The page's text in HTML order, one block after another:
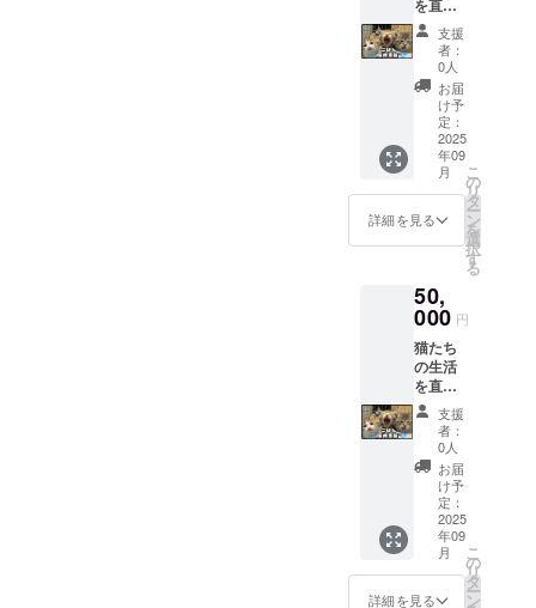
定） T
シャツ1
枚で猫
の命を
支える
力にな
りま
す。 ご
参加、
心より
してい
ます！
ラー：
ホワイ
ント：
フロン
ト中央
にニャ
ロスオ
リジナ
ルキャ
ラク
ターの
ラファ
ン終了
造して
順次お
届けし
ます
（発送
は約3〜
4週間後
を予
定） T
シャツ1
枚で猫
の命を
力にな
ジタル
写真
（ダウ
ンロー
ド形
式） お
届け方
法：
メール
または
LINEに
てお送
援者限
定の、
とって
おきの
猫たち
の日常
写真を
厳選！
「あり
がと
う」の
気持ち
を、猫
たちの
表情に
込め
て。
支えて
くださ
るご支
援への
感謝と
して、
「ニャ
ロスで
暮らす
猫たち
の秘蔵
ブロマ
イド
真）」
をお送
りしま
す。 形
式：デ
ジタル
写真
（ダウ
ンロー
ド形
式） お
届け方
法：
メール
または
LINEに
てお送
支援
者：
0人
お届
け予
定：
2025
年09
月
詳細を見る
こ
の
リ
タ
ー
ン
を
選
択
す
る
50,
000 円
猫たち
の生活
を直接
支えて
くださ
るご支
援への
感謝と
して、
「ニャ
ロスで
暮らす
猫たち
の秘蔵
支援
者：
0人
お届
け予
定：
2025
年09
月
詳細を見る
こ
の
リ
タ
ー
ン